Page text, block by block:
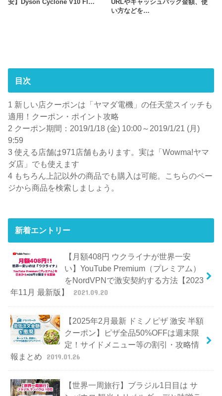
安】Dyson Cyclone V10 Fl…
URLやキャッシュバック金額、使
い方などを…
目次
1 新しい店クーポンは「ヤマダ電機」の任天堂スイッチも
適用！クーポン・ポイント攻略
2 クーポン期間：2019/1/18 (金) 10:00～2019/1/21 (月)
9:59
3 使える店舗は971店舗もあります。実は「Wowma!ヤマ
ダ店」でも使えます
4 もちろん上記以外の商品でも購入は可能。こちらのペー
ジから商品を検索しましょう。
新着エントリー
【月額408円 ウクライナが世界一安
い】YouTube Premium（プレミアム）
をNordVPNで激安契約する方法【2023
年11月 最新版】
2021.09.20
【2025年2月最新 ドミノピザ 激安 半額
クーポン】ピザ全品50%OFFは週末限
定！サイドメニュー等の割引・攻略情
報まとめ
2019.01.26
【世界一周旅行】ブラジル1日目は サ